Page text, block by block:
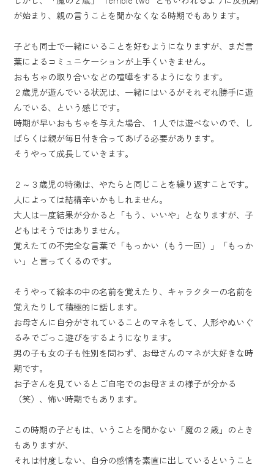
が始まり、親の言うことを聞かなくなる時期でもあります。
子ども同士で一緒にいることを好むようになりますが、
まだ言
葉によるコミュニケーションが上手くいきません。
おもちゃの取り合いなどの喧嘩をするようになります。
２歳児が遊んでいる状況は、一緒にはいるがそれぞれ勝手に遊
んでいる、という感じです。
時期が早いおもちゃを与えた場合、１人では遊べないので、し
ばらくは親が毎日付き合ってあげる必要があります。
そうやって成長していきます。
２～３歳児の特徴は、やたらと同じことを繰り返すことです。
人によっては結構辛いかもしれません。
大人は一度結果が分かると「もう、いいや」となりますが、子
どもはそうではありません。
覚えたての不完全な言葉で「もっかい（もう一回）」「もっか
い」と言ってくるのです。
そうやって絵本の中の名前を覚えたり、キャラクターの名前を
覚えたりして積極的に話します。
お母さんに自分がされていることのマネをして、人形やぬいぐ
るみでごっこ遊びをするようになります。
男の子も女の子も性別を問わず、お母さんのマネが大好きな時
期です。
お子さんを見ているとご自宅でのお母さまの様子が分かる
（笑）、怖い時期でもあります。
この時期の子どもは、いうことを聞かない「魔の２歳」のとき
もありますが、
それは忖度しない、自分の感情を素直に出しているということ